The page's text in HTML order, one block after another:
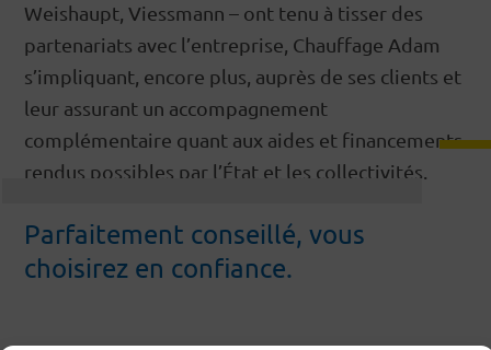
Weishaupt, Viessmann – ont tenu à tisser des
partenariats avec l’entreprise, Chauffage Adam
s’impliquant, encore plus, auprès de ses clients et
leur assurant un accompagnement
complémentaire quant aux aides et financements
rendus possibles par l’État et les collectivités.
Parfaitement conseillé, vous